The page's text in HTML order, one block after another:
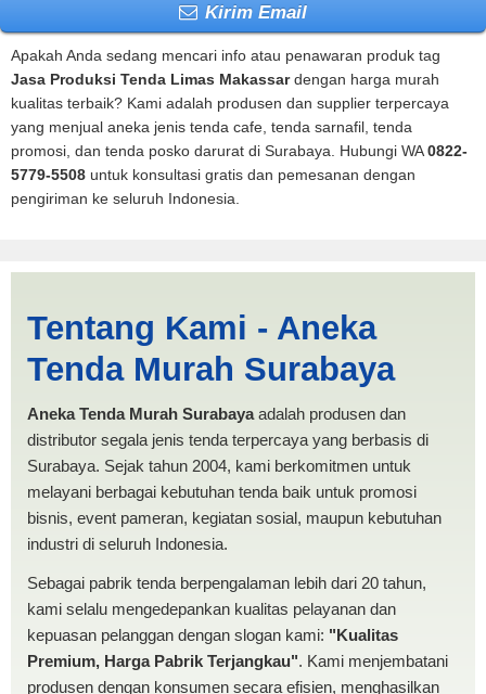
Kirim Email
Apakah Anda sedang mencari info atau penawaran produk tag
Jasa Produksi Tenda Limas Makassardengan harga murah
kualitas terbaik? Kami adalah produsen dan supplier terpercaya
yang menjual aneka jenis tenda cafe, tenda sarnafil, tenda
promosi, dan tenda posko darurat di Surabaya. Hubungi WA0822-
5779-5508 untuk konsultasi gratis dan pemesanan dengan
pengiriman ke seluruh Indonesia.
Makassar | PRODUKSI
ANEKA TENDA MURAH
Tentang Kami - Aneka
Tenda Murah Surabaya
Aneka Tenda Murah Surabayaadalah produsen dan
distributor segala jenis tenda terpercaya yang berbasis di
Surabaya. Sejak tahun 2004, kami berkomitmen untuk
melayani berbagai kebutuhan tenda baik untuk promosi
bisnis, event pameran, kegiatan sosial, maupun kebutuhan
industri di seluruh Indonesia.
Sebagai pabrik tenda berpengalaman lebih dari 20 tahun,
kami selalu mengedepankan kualitas pelayanan dan
kepuasan pelanggan dengan slogan kami: "Kualitas
Premium, Harga Pabrik Terjangkau". Kami menjembatani
produsen dengan konsumen secara efisien, menghasilkan